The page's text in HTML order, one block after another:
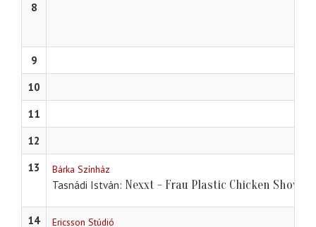
8
9
10
11
12
13
Bárka Színház
Tasnádi István Nexxt - Frau Plastic Chicken Show
14 Ericsson Stúdió